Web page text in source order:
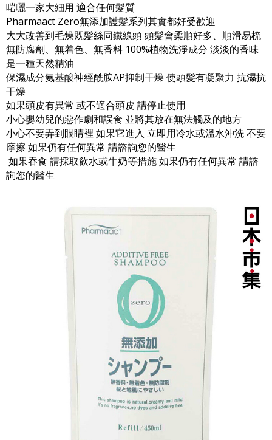
啱曬一家大細用 適合任何髮質
Pharmaact Zero無添加護髮系列其實都好受歡迎
大大改善到毛燥既髮絲同鐵線頭 頭髮會柔順好多、順滑易梳
無防腐劑、無着色、無香料 100%植物洗淨成分 淡淡的香味
是一種天然精油
保濕成分氨基酸神經酰胺AP抑制干燥 使頭髮有凝聚力 抗濕抗
干燥
如果頭皮有異常 或不適合頭皮 請停止使用
小心嬰幼兒的惡作劇和誤食 並將其放在無法觸及的地方
小心不要弄到眼睛裡 如果它進入 立即用冷水或溫水沖洗 不要
摩擦 如果仍有任何異常 請諮詢您的醫生
如果吞食 請採取飲水或牛奶等措施 如果仍有任何異常 請諮
詢您的醫生